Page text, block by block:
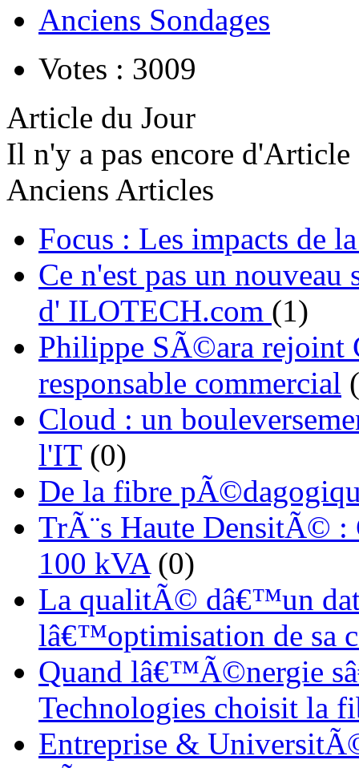
Anciens Sondages
Votes : 3009
Article du Jour
Il n'y a pas encore d'Article
Anciens Articles
Focus : Les impacts de
Ce n'est pas un
d' ILOTECH.com (1)
Philippe SÃ©ara rejoint
responsable commercial
Cloud : un
l'IT(0)
De la fibre
TrÃ¨s Haute DensitÃ© :
100 kVA(0)
La qualitÃ© dâ€™un
lâ€™optimisation de sa
Quand lâ€™Ã©nergie
Technologies choisit la
Entreprise &